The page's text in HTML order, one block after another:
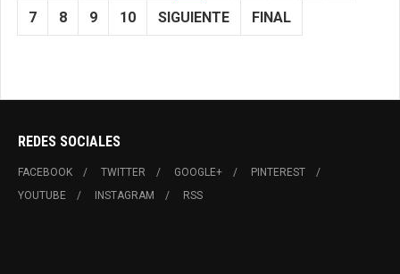
7 8 9 10 SIGUIENTE FINAL
REDES SOCIALES
FACEBOOK TWITTER GOOGLE+
PINTEREST
YOUTUBE
INSTAGRAM RSS